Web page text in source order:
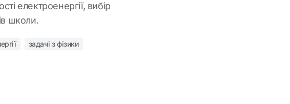
електроенергії, вибір
школи.
задачі з фізики